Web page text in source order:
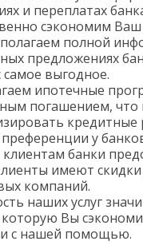
и переплатах
сэкономим
полной
предложениях
самое выгодное.
ипотечные
погашением, что
кредитные
у
банки
имеют скидки
компаний.
наших услуг
Вы
с нашей помощью.